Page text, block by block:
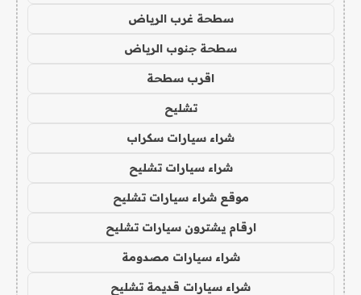
سطحة غرب الرياض
سطحة جنوب الرياض
اقرب سطحة
تشليح
شراء سيارات سكراب
شراء سيارات تشليح
موقع شراء سيارات تشليح
ارقام يشترون سيارات تشليح
شراء سيارات مصدومة
شراء سيارات قديمة تشليح